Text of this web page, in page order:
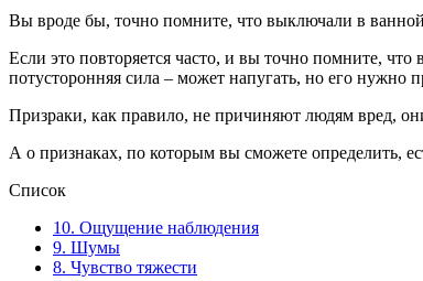
Вы вроде бы, точно помните, что выключали в
Если это повторяется часто, и вы точно помните,
потусторонняя сила – может напугать, но его нужно
Призраки, как правило, не причиняют людям вред,
А о признаках, по которым вы сможете определить,
Список
10. Ощущение наблюдения
9. Шумы
8. Чувство тяжести